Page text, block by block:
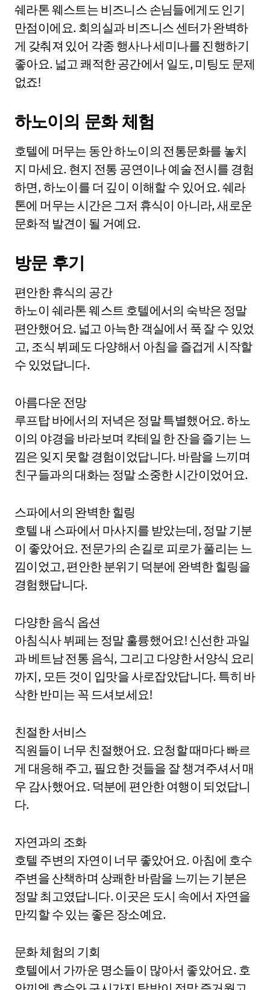
쉐라톤 웨스트는 비즈니스 손님들에게도 인기
만점이에요. 회의실과 비즈니스 센터가 완벽하
게 갖춰져 있어 각종 행사나 세미나를 진행하기
좋아요. 넓고 쾌적한 공간에서 일도, 미팅도 문제
없죠!
하노이의 문화 체험
호텔에 머무는 동안 하노이의 전통문화를 놓치
지 마세요. 현지 전통 공연이나 예술 전시를 경험
하면, 하노이를 더 깊이 이해할 수 있어요. 쉐라
톤에 머무는 시간은 그저 휴식이 아니라, 새로운
문화적 발견이 될 거예요.
방문 후기
편안한 휴식의 공간
하노이 쉐라톤 웨스트 호텔에서의 숙박은 정말
편안했어요. 넓고 아늑한 객실에서 푹 잘 수 있었
고, 조식 뷔페도 다양해서 아침을 즐겁게 시작할
수 있었답니다.
아름다운 전망
루프탑 바에서의 저녁은 정말 특별했어요. 하노
이의 야경을 바라보며 칵테일 한 잔을 즐기는 느
낌은 잊지 못할 경험이었답니다. 바람을 느끼며
친구들과의 대화는 정말 소중한 시간이었어요.
스파에서의 완벽한 힐링
호텔 내 스파에서 마사지를 받았는데, 정말 기분
이 좋았어요. 전문가의 손길로 피로가 풀리는 느
낌이었고, 편안한 분위기 덕분에 완벽한 힐링을
경험했답니다.
다양한 음식 옵션
아침식사 뷔페는 정말 훌륭했어요! 신선한 과일
과 베트남 전통 음식, 그리고 다양한 서양식 요리
까지, 모든 것이 입맛을 사로잡았답니다. 특히 바
삭한 반미는 꼭 드셔보세요!
친절한 서비스
직원들이 너무 친절했어요. 요청할 때마다 빠르
게 대응해 주고, 필요한 것들을 잘 챙겨주셔서 매
우 감사했어요. 덕분에 편안한 여행이 되었답니
다.
자연과의 조화
호텔 주변의 자연이 너무 좋았어요. 아침에 호수
주변을 산책하며 상쾌한 바람을 느끼는 기분은
정말 최고였답니다. 이곳은 도시 속에서 자연을
만끽할 수 있는 좋은 장소예요.
문화 체험의 기회
호텔에서 가까운 명소들이 많아서 좋았어요. 호